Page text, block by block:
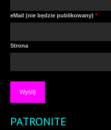
eMail (nie będzie publikowany) *
Strona
PATRONITE